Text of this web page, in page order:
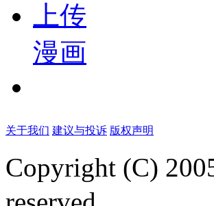
上传
漫画
关于我们 建议与投诉 版权声明
Copyright (C)